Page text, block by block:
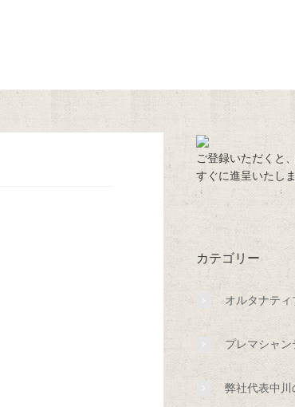
ご登録いただくと
すぐに進呈いたしま
カテゴリー
オルタナティ
プレマシャ
弊社代表中川